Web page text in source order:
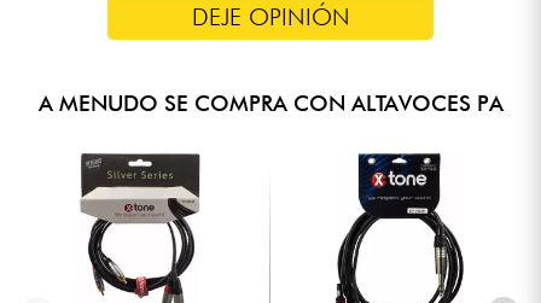
1 x salida de mezcla (XLR)
Acabados: negro (RAL 9005) o blanco (RAL 9003)
DEJE OPINIÓN
A MENUDO SE COMPRA CON ALTAVOCES PA